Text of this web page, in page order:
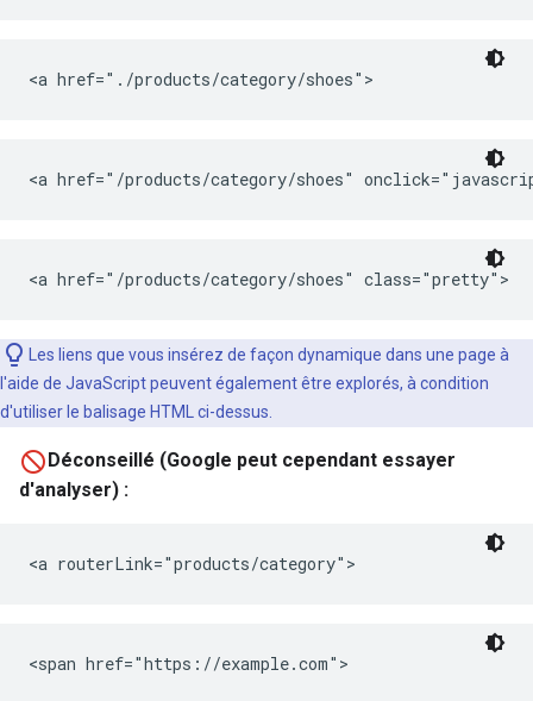
<a href="./products/category/shoes">
<a href="/products/category/shoes"
<a href="/products/category/shoes" class="pretty">
Les liens que vous insérez de façon dynamique dans une page à
l'aide de JavaScript peuvent également être explorés, à condition
d'utiliser le balisage HTML ci-dessus.
Déconseillé (Google peut cependant essayer
d'analyser) :
<a routerLink="products/category">
<span href="https://example.com">